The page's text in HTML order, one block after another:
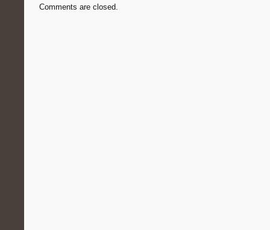
Comments are closed.